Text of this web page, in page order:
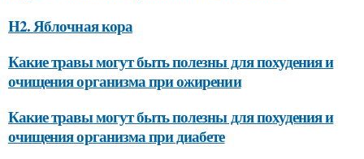
H2. Яблочная кора
Какие травы могут быть полезны для похудения и
очищения организма при ожирении
Какие травы могут быть полезны для похудения и
очищения организма при диабете